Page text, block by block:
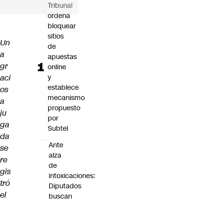
Un
a
gr
aci
os
a
ju
ga
da
se
re
gis
tró
el
Tribunal
ordena
bloquear
sitios
de
apuestas
online
y
establece
mecanismo
propuesto
por
Subtel
Ante
alza
de
intoxicaciones:
Diputados
buscan